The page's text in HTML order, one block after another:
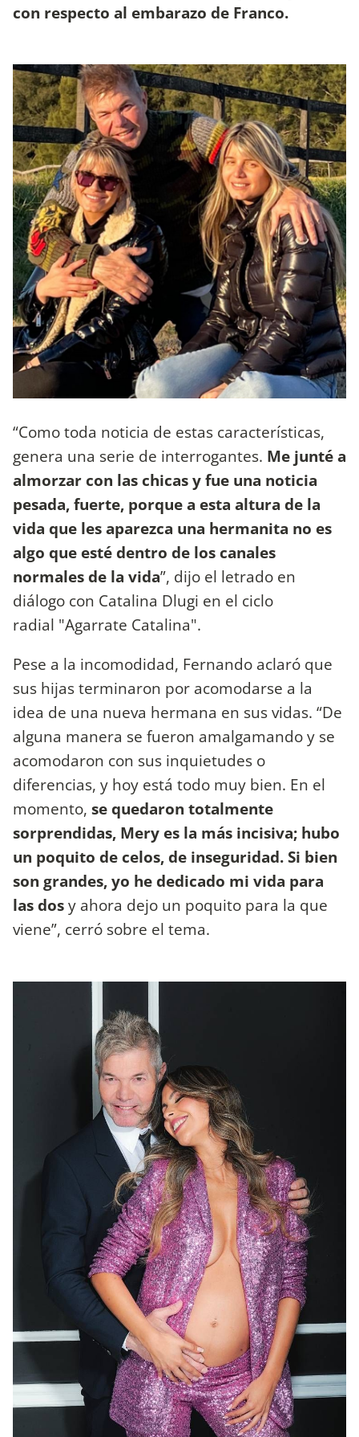
con respecto al embarazo de Franco.
“Como toda noticia de estas características,
genera una serie de interrogantes. Me junté a
almorzar con las chicas y fue una noticia
pesada, fuerte, porque a esta altura de la
vida que les aparezca una hermanita no es
algo que esté dentro de los canales
normales de la vida”, dijo el letrado en
diálogo con Catalina Dlugi en el ciclo
radial "Agarrate Catalina".
Pese a la incomodidad, Fernando aclaró que
sus hijas terminaron por acomodarse a la
idea de una nueva hermana en sus vidas. “De
alguna manera se fueron amalgamando y se
acomodaron con sus inquietudes o
diferencias, y hoy está todo muy bien. En el
momento, se quedaron totalmente
sorprendidas, Mery es la más incisiva; hubo
un poquito de celos, de inseguridad. Si bien
son grandes, yo he dedicado mi vida para
las dosy ahora dejo un poquito para la que
viene”, cerró sobre el tema.